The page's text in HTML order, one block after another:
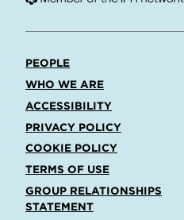
PEOPLE
WHO WE ARE
ACCESSIBILITY
PRIVACY POLICY
COOKIE POLICY
TERMS OF USE
GROUP RELATIONSHIPS
STATEMENT